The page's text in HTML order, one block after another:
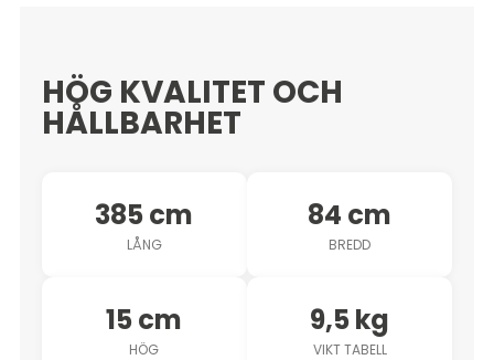
HÖG KVALITET OCH
HÅLLBARHET
385 cm
LÅNG
84 cm
BREDD
15 cm
HÖG
9,5 kg
VIKT TABELL